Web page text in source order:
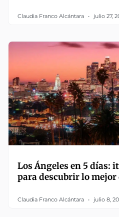
Claudia Franco Alcántara julio 27,
Los Ángeles en 5 días:
para descubrir lo mejor
Claudia Franco Alcántara julio 8,